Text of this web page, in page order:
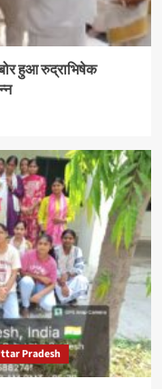
हुआ रुद्राभिषेक
Pradesh